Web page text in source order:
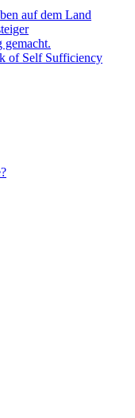
auf dem Land
gemacht.
of Self Sufficiency